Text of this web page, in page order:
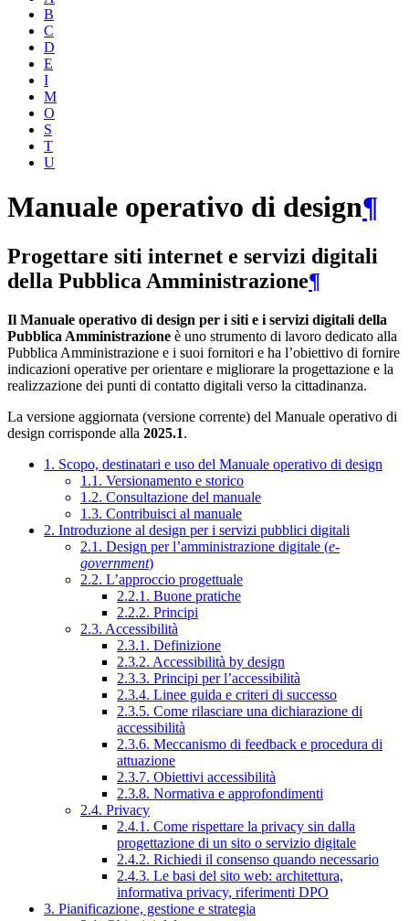
B
C
D
E
I
M
O
S
T
U
Manuale operativo di design¶
Progettare siti internet e servizi digitali
della Pubblica Amministrazione¶
Il Manuale operativo di design per i siti e i servizi digitali della
Pubblica Amministrazione è uno strumento di lavoro dedicato alla
Pubblica Amministrazione e i suoi fornitori e ha l’obiettivo di fornire
indicazioni operative per orientare e migliorare la progettazione e la
realizzazione dei punti di contatto digitali verso la cittadinanza.
La versione aggiornata (versione corrente) del Manuale operativo di
design corrisponde alla 2025.1.
1. Scopo, destinatari e uso del Manuale operativo di design
1.1. Versionamento e storico
1.2. Consultazione del manuale
1.3. Contribuisci al manuale
2. Introduzione al design per i servizi pubblici digitali
2.1. Design per l’amministrazione digitale (e-
government)
2.2. L’approccio progettuale
2.2.1. Buone pratiche
2.2.2. Principi
2.3. Accessibilità
2.3.1. Definizione
2.3.2. Accessibilità by design
2.3.3. Principi per l’accessibilità
2.3.4. Linee guida e criteri di successo
2.3.5. Come rilasciare una dichiarazione di
accessibilità
2.3.6. Meccanismo di feedback e procedura di
attuazione
2.3.7. Obiettivi accessibilità
2.3.8. Normativa e approfondimenti
2.4. Privacy
2.4.1. Come rispettare la privacy sin dalla
progettazione di un sito o servizio digitale
2.4.2. Richiedi il consenso quando necessario
2.4.3. Le basi del sito web: architettura,
informativa privacy, riferimenti DPO
3. Pianificazione, gestione e strategia